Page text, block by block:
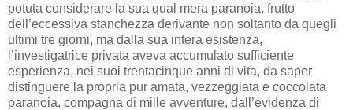
potuta considerare la sua qual mera paranoia, frutto
dell’eccessiva stanchezza derivante non soltanto da quegli
ultimi tre giorni, ma dalla sua intera esistenza,
l’investigatrice privata aveva accumulato sufficiente
esperienza, nei suoi trentacinque anni di vita, da saper
distinguere la propria pur amata, vezzeggiata e coccolata
paranoia, compagna di mille avventure, dall’evidenza di